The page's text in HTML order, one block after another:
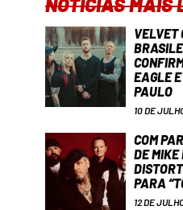
VELVET
EAGLE
PAULO
10 DE
COM
DE MIKE
PARA
12 DE